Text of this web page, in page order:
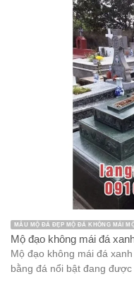
MẪU MỘ ĐÁ ĐẸP MỘ ĐÁ KHÔNG MÁI
Mộ đạo không mái đá
Mộ đạo không mái đá
bằng đá nổi bật đang